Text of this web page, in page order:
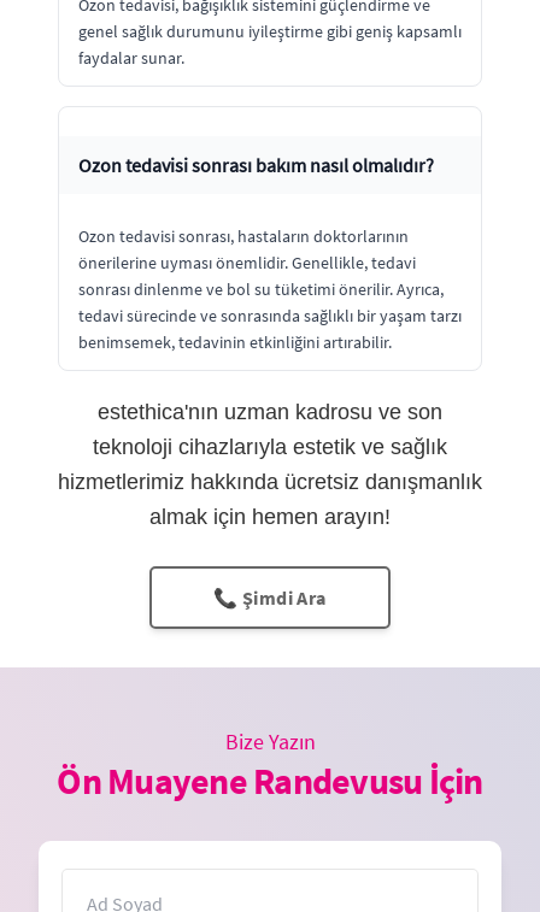
Ozon tedavisi, bağışıklık sistemini güçlendirme ve
genel sağlık durumunu iyileştirme gibi geniş kapsamlı
faydalar sunar.
Ozon tedavisi sonrası bakım nasıl olmalıdır?
Ozon tedavisi sonrası, hastaların doktorlarının
önerilerine uyması önemlidir. Genellikle, tedavi
sonrası dinlenme ve bol su tüketimi önerilir. Ayrıca,
tedavi sürecinde ve sonrasında sağlıklı bir yaşam tarzı
benimsemek, tedavinin etkinliğini artırabilir.
estethica'nın uzman kadrosu ve son
teknoloji cihazlarıyla estetik ve sağlık
hizmetlerimiz hakkında ücretsiz danışmanlık
almak için hemen arayın!
📞 Şimdi Ara
Bize Yazın
Ön Muayene Randevusu İçin